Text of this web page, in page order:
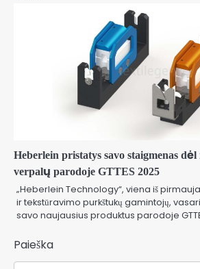
Heberlein pristatys savo staigmenas dėl
verpalų parodoje GTTES 2025
„Heberlein Technology“, viena iš
ir tekstūravimo purkštukų gamintojų,
savo naujausius produktus parodoje
Paieška